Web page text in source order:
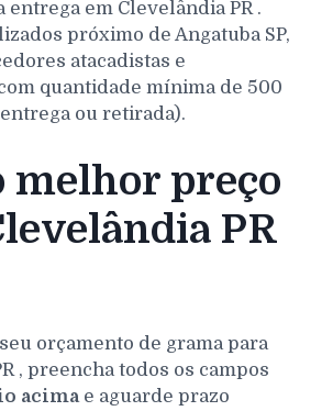
entrega em Clevelândia PR.
próximo de Angatuba SP,
atacadistas e
quantidade mínima de 500
ou retirada).
melhor preço
PR
orçamento de grama para
, preencha todos os campos
acima e aguarde prazo